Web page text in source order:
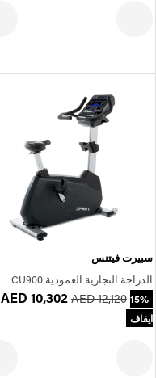
سبيرت فيتنس
الدراجة التجارية العمودية CU900
AED 10,302 AED 12,120 15%
ايقاف